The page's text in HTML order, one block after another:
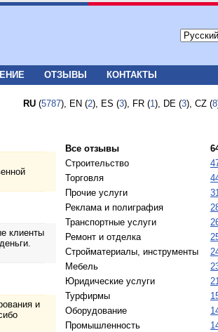
ОТЗЫВЫ КОНТАКТЫ
RU (5787), EN (2), ES (3), FR (1), DE (3), CZ (8
клиенты
и
Все отзывы
Строительство
Торговля
Прочие услуги
Реклама и полиграфия
Транспортные услуги
Ремонт и отделка
Стройматериалы, инструменты
Мебель
Юридические услуги
Турфирмы
Оборудование
Промышленность